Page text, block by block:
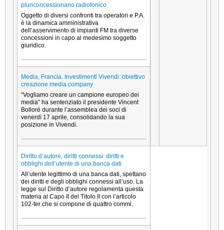
pluriconcessionario radiofonico
Oggetto di diversi confronti tra operatori e P.A.
è la dinamica amministrativa
dell’asservimento di impianti FM tra diverse
concessioni in capo al medesimo soggetto
giuridico.
Media, Francia. Investimenti Vivendi: obiettivo
creazione media company
“Vogliamo creare un campione europeo dei
media” ha sentenziato il presidente Vincent
Bolloré durante l’assemblea dei soci di
venerdì 17 aprile, consolidando la sua
posizione in Vivendi.
Diritto d’autore, diritti connessi: diritti e
obblighi dell’utente di una banca dati
All’utente legittimo di una banca dati, spettano
dei diritti e degli obblighi connessi all’uso. La
legge sul Diritto d’autore regolamenta questa
materia al Capo II del Titolo II con l’articolo
102-ter che si compone di quattro commi.